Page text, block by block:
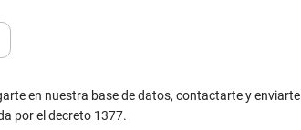
en nuestra base de datos, contactarte y enviarte
por el decreto 1377.